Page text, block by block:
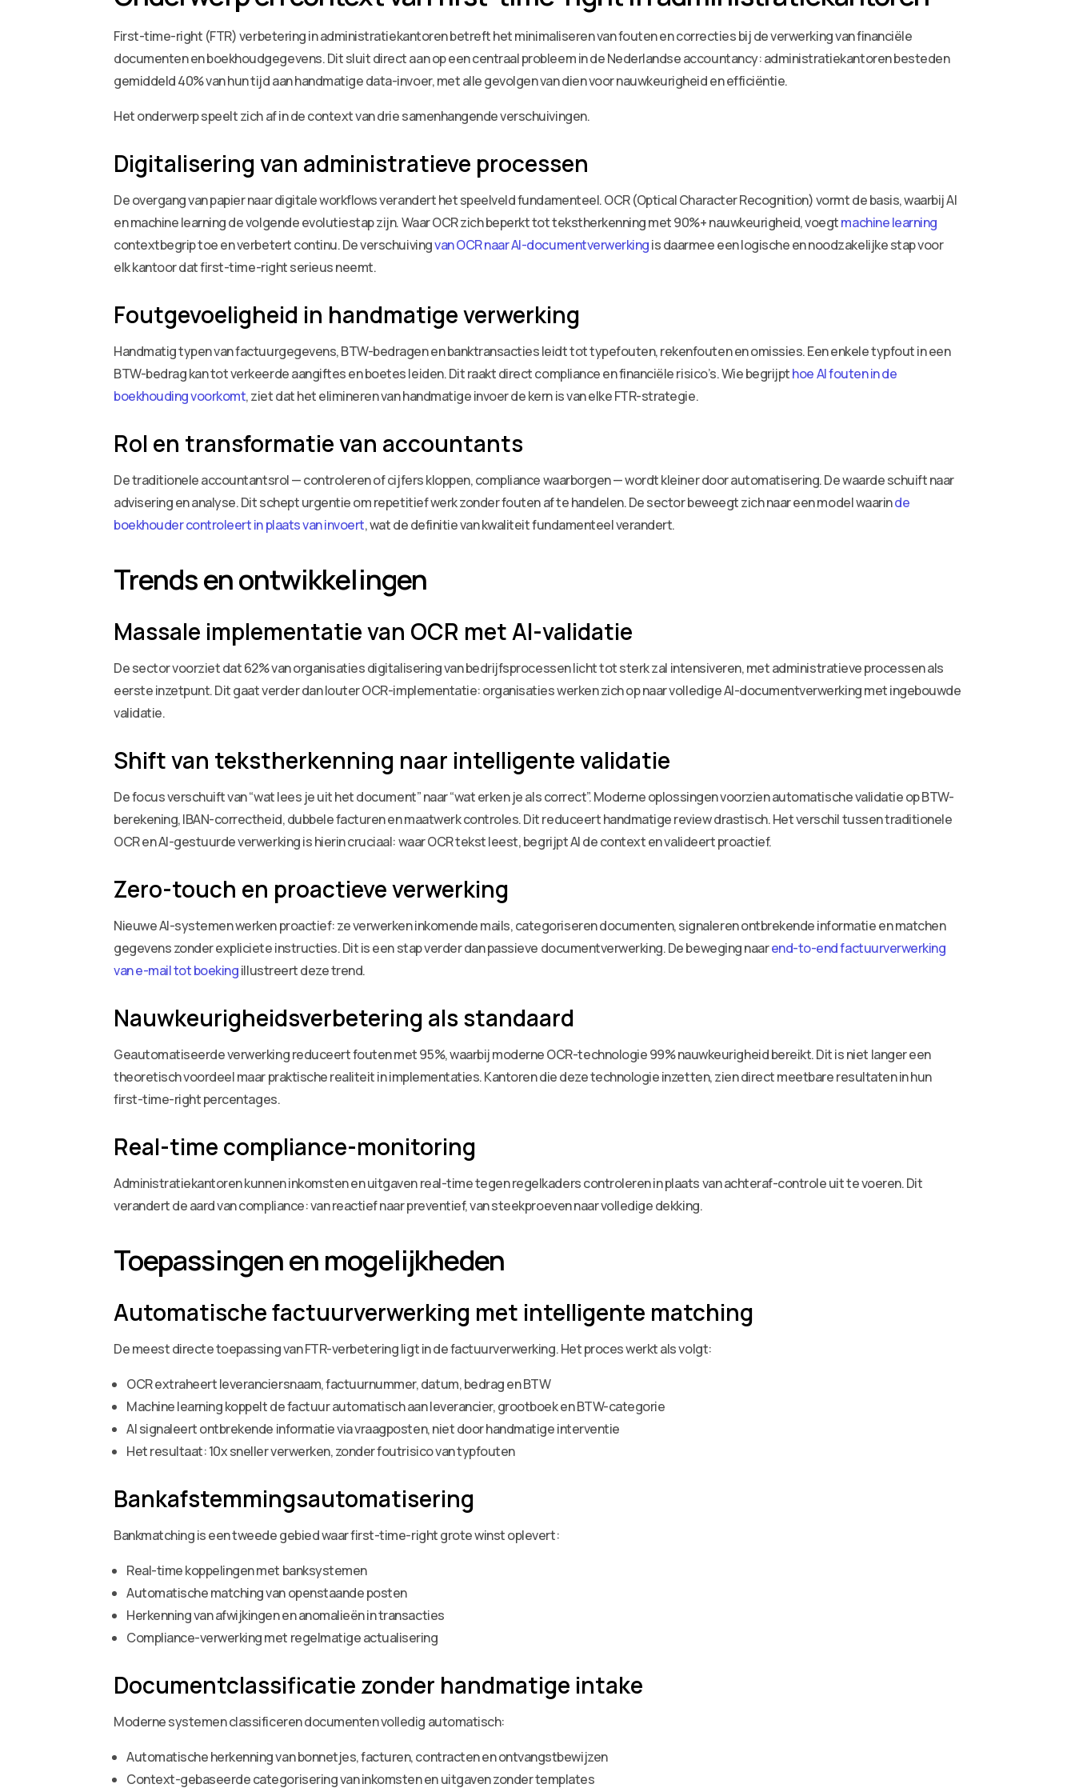
First-time-right (FTR) verbetering in administratiekantoren betreft het minimaliseren van fouten en correcties bij de verwerking van financiële
documenten en boekhoudgegevens. Dit sluit direct aan op een centraal probleem in de Nederlandse accountancy: administratiekantoren besteden
gemiddeld 40% van hun tijd aan handmatige data-invoer, met alle gevolgen van dien voor nauwkeurigheid en efficiëntie.
Het onderwerp speelt zich af in de context van drie samenhangende verschuivingen.
Digitalisering van administratieve processen
De overgang van papier naar digitale workflows verandert het speelveld fundamenteel. OCR (Optical Character Recognition) vormt de basis, waarbij AI
en machine learning de volgende evolutiestap zijn. Waar OCR zich beperkt tot tekstherkenning met 90%+ nauwkeurigheid, voegtmachine learning
contextbegrip toe en verbetert continu. De verschuivingvan OCR naar AI-documentverwerkingis daarmee een logische en noodzakelijke stap voor
elk kantoor dat first-time-right serieus neemt.
Foutgevoeligheid in handmatige verwerking
Handmatig typen van factuurgegevens, BTW-bedragen en banktransacties leidt tot typefouten, rekenfouten en omissies. Een enkele typfout in een
BTW-bedrag kan tot verkeerde aangiftes en boetes leiden. Dit raakt direct compliance en financiële risico’s. Wie begrijpthoe AI fouten in de
boekhouding voorkomt, ziet dat het elimineren van handmatige invoer de kern is van elke FTR-strategie.
Rol en transformatie van accountants
De traditionele accountantsrol — controleren of cijfers kloppen, compliance waarborgen — wordt kleiner door automatisering. De waarde schuift naar
advisering en analyse. Dit schept urgentie om repetitief werk zonder fouten af te handelen. De sector beweegt zich naar een model waarinde
boekhouder controleert in plaats van invoert, wat de definitie van kwaliteit fundamenteel verandert.
Trends en ontwikkelingen
Massale implementatie van OCR met AI-validatie
De sector voorziet dat 62% van organisaties digitalisering van bedrijfsprocessen licht tot sterk zal intensiveren, met administratieve processen als
eerste inzetpunt. Dit gaat verder dan louter OCR-implementatie: organisaties werken zich op naar volledige AI-documentverwerking met ingebouwde
validatie.
Shift van tekstherkenning naar intelligente validatie
De focus verschuift van “wat lees je uit het document” naar “wat erken je als correct”. Moderne oplossingen voorzien automatische validatie op BTW-
berekening, IBAN-correctheid, dubbele facturen en maatwerk controles. Dit reduceert handmatige review drastisch. Het verschil tussen traditionele
OCR en AI-gestuurde verwerking is hierin cruciaal: waar OCR tekst leest, begrijpt AI de context en valideert proactief.
Zero-touch en proactieve verwerking
Nieuwe AI-systemen werken proactief: ze verwerken inkomende mails, categoriseren documenten, signaleren ontbrekende informatie en matchen
gegevens zonder expliciete instructies. Dit is een stap verder dan passieve documentverwerking. De beweging naarend-to-end factuurverwerking
van e-mail tot boekingillustreert deze trend.
Nauwkeurigheidsverbetering als standaard
Geautomatiseerde verwerking reduceert fouten met 95%, waarbij moderne OCR-technologie 99% nauwkeurigheid bereikt. Dit is niet langer een
theoretisch voordeel maar praktische realiteit in implementaties. Kantoren die deze technologie inzetten, zien direct meetbare resultaten in hun
first-time-right percentages.
Real-time compliance-monitoring
Administratiekantoren kunnen inkomsten en uitgaven real-time tegen regelkaders controleren in plaats van achteraf-controle uit te voeren. Dit
verandert de aard van compliance: van reactief naar preventief, van steekproeven naar volledige dekking.
Toepassingen en mogelijkheden
Automatische factuurverwerking met intelligente matching
De meest directe toepassing van FTR-verbetering ligt in de factuurverwerking. Het proces werkt als volgt:
OCR extraheert leveranciersnaam, factuurnummer, datum, bedrag en BTW
Machine learning koppelt de factuur automatisch aan leverancier, grootboek en BTW-categorie
AI signaleert ontbrekende informatie via vraagposten, niet door handmatige interventie
Het resultaat: 10x sneller verwerken, zonder foutrisico van typfouten
Bankafstemmingsautomatisering
Bankmatching is een tweede gebied waar first-time-right grote winst oplevert:
Real-time koppelingen met banksystemen
Automatische matching van openstaande posten
Herkenning van afwijkingen en anomalieën in transacties
Compliance-verwerking met regelmatige actualisering
Documentclassificatie zonder handmatige intake
Moderne systemen classificeren documenten volledig automatisch:
Automatische herkenning van bonnetjes, facturen, contracten en ontvangstbewijzen
Context-gebaseerde categorisering van inkomsten en uitgaven zonder templates